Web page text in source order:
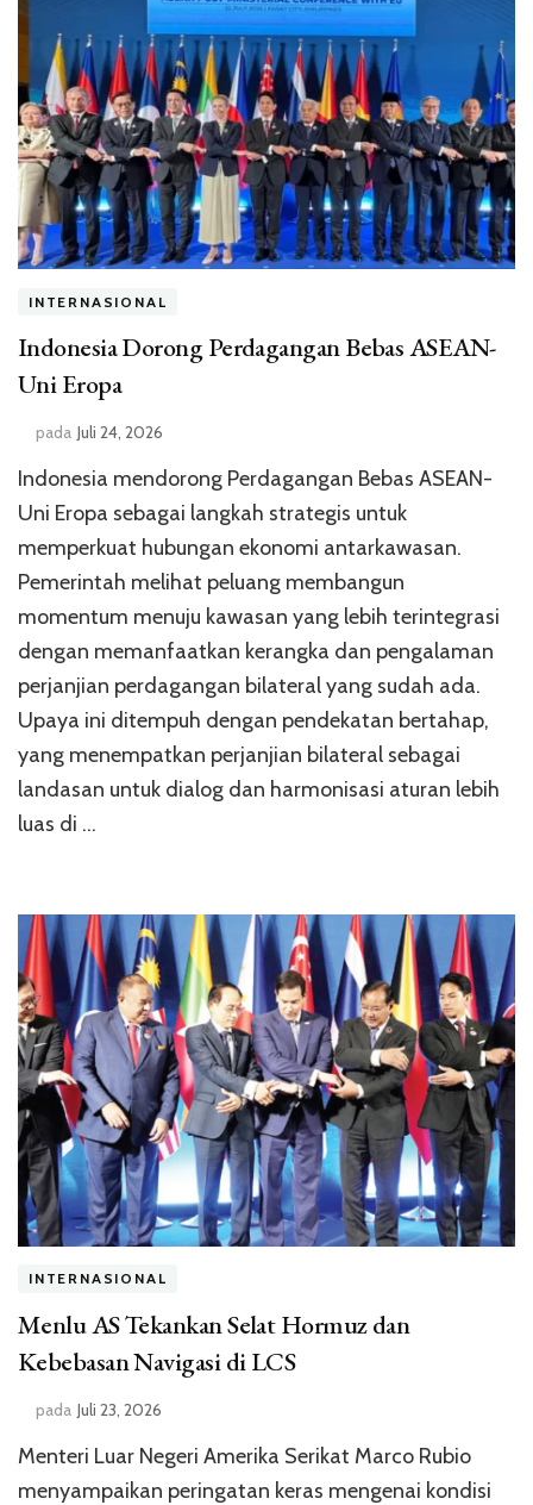
INTERNASIONAL
Indonesia Dorong Perdagangan Bebas ASEAN-
Uni Eropa
pada Juli 24, 2026
Indonesia mendorong Perdagangan Bebas ASEAN-
Uni Eropa sebagai langkah strategis untuk
memperkuat hubungan ekonomi antarkawasan.
Pemerintah melihat peluang membangun
momentum menuju kawasan yang lebih terintegrasi
dengan memanfaatkan kerangka dan pengalaman
perjanjian perdagangan bilateral yang sudah ada.
Upaya ini ditempuh dengan pendekatan bertahap,
yang menempatkan perjanjian bilateral sebagai
landasan untuk dialog dan harmonisasi aturan lebih
luas di …
INTERNASIONAL
Menlu AS Tekankan Selat Hormuz dan
Kebebasan Navigasi di LCS
pada Juli 23, 2026
Menteri Luar Negeri Amerika Serikat Marco Rubio
menyampaikan peringatan keras mengenai kondisi